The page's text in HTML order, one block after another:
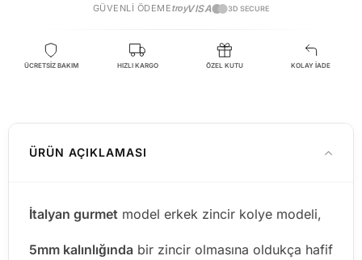
GÜVENLI ÖDEMEtroyVISA 3D SECURE
ÜCRETSİZ BAKIM HIZLI KARGO ÖZEL KUTU KOLAY İADE
ÜRÜN AÇIKLAMASI
İtalyan gurmet model erkek zincir kolye modeli,
5mm kalınlığında bir zincir olmasına oldukça hafif